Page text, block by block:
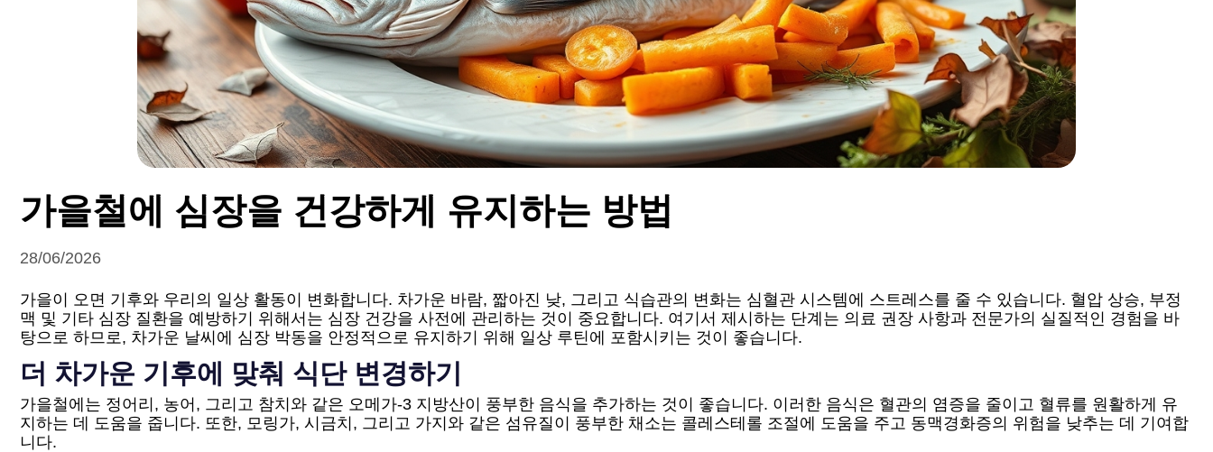
가을철에 심장을 건강하게 유지하는 방법
28/06/2026
가을이 오면 기후와 우리의 일상 활동이 변화합니다. 차가운 바람, 짧아진 낮, 그리고 식습관의 변화는 심혈관 시스템에 스트레스를 줄 수 있습니다. 혈압 상승, 부정
맥 및 기타 심장 질환을 예방하기 위해서는 심장 건강을 사전에 관리하는 것이 중요합니다. 여기서 제시하는 단계는 의료 권장 사항과 전문가의 실질적인 경험을 바
탕으로 하므로, 차가운 날씨에 심장 박동을 안정적으로 유지하기 위해 일상 루틴에 포함시키는 것이 좋습니다.
더 차가운 기후에 맞춰 식단 변경하기
가을철에는 정어리, 농어, 그리고 참치와 같은 오메가-3 지방산이 풍부한 음식을 추가하는 것이 좋습니다. 이러한 음식은 혈관의 염증을 줄이고 혈류를 원활하게 유
지하는 데 도움을 줍니다. 또한, 모링가, 시금치, 그리고 가지와 같은 섬유질이 풍부한 채소는 콜레스테롤 조절에 도움을 주고 동맥경화증의 위험을 낮추는 데 기여합
니다.